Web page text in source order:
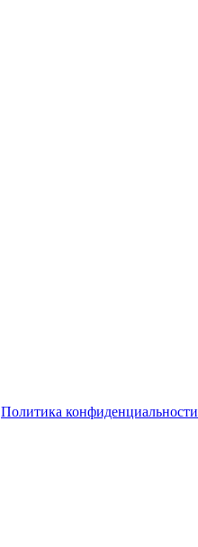
Политика конфиденциальности